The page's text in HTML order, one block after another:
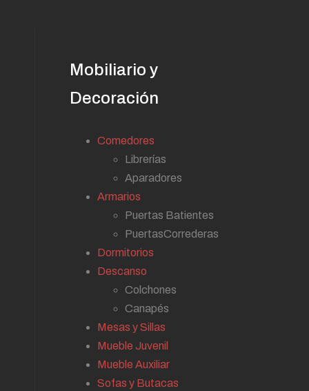
Mobiliario y
Decoración
Comedores
Librerías
Aparadores
Armarios
Puertas Batientes
PuertasCorrederas
Dormitorios
Descanso
Colchones
Canapés
Mesas y Sillas
Mueble Juvenil
Mueble Auxiliar
Sofas y Butacas